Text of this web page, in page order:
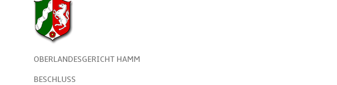
OBERLANDESGERICHT HAMM
BESCHLUSS